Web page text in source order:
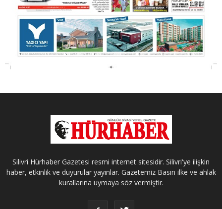
Silivri Hürhaber Gazetesi resmi internet sitesidir. Silivri'ye ilişkin
haber, etkinlik ve duyurular yayınlar. Gazetemiz Basın ilke ve ahlak
kurallarına uymaya söz vermiştir.